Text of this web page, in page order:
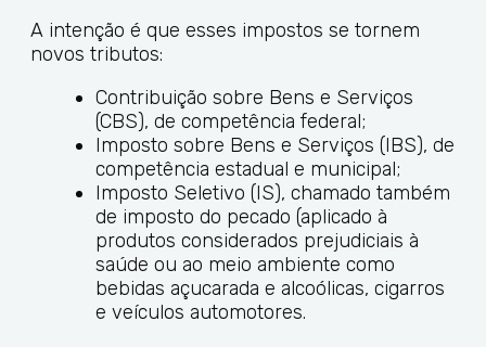
A intenção é que esses impostos se tornem
novos tributos:
Contribuição sobre Bens e Serviços
(CBS), de competência federal;
Imposto sobre Bens e Serviços (IBS), de
competência estadual e municipal;
Imposto Seletivo (IS), chamado também
de imposto do pecado (aplicado à
produtos considerados prejudiciais à
saúde ou ao meio ambiente como
bebidas açucarada e alcoólicas, cigarros
e veículos automotores.